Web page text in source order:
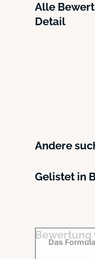
Alle
Detail
Andere
Gelistet in
Bewertung
Das